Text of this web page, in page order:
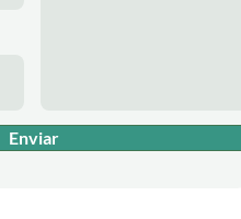
Enviar